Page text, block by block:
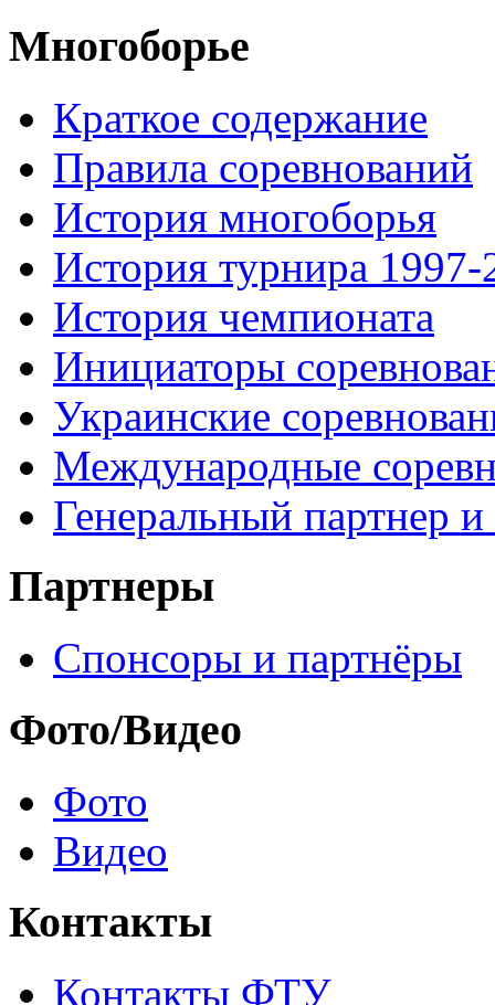
Многоборье
Краткое содержание
Правила соревнований
История многоборья
История турнира 1997-
История чемпионата
Инициаторы
Украинские
Международные
Генеральный партнер
Партнеры
Спонсоры и партнёры
Фото/Видео
Фото
Видео
Контакты
Контакты ФТУ